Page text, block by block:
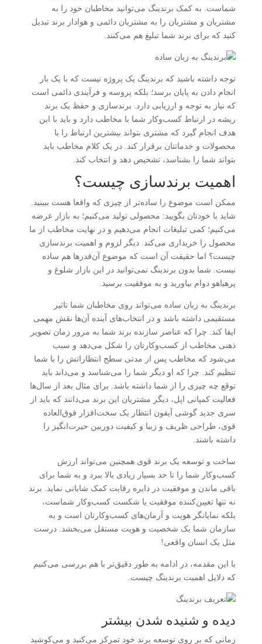
شماست. به کمک برندینگ می‌توانید مخاطبان خود را به
مشتریان و مشتریان را به مشتریان دائمی و هوادار برند تبدیل
کنید که برای برند شما تبلیغ هم می‌کنند.
توجه داشته باشید که برندینگ یک پروژه نیست که با یک بار
انجام دادن به پایان برسد؛ بلکه پروسه و فرآیندی دائمی است
که نیاز به توجه و ارزیابی دارد. برندسازی و حفظ یک برند
ریشه در ارتباط کسب‌وکار شما با مخاطب دارد و باید با این
هدف انجام گیرد که مشتری بتواند بیشترین ارتباط را با
محصولات و خدماتتان برقرار کند. در یک کلام مخاطب باید
بتواند شما را بشناسد، تشخیص دهد و انتخاب کند.
اهمیت برندسازی چیست؟
ممکن است موضوع را ساده‌تر از چیزی که واقعا هست ببینید.
شاید با خودتان بگویید: محصولی تولید می‌کنیم؛ به بازار عرضه
می‌کنیم؛ کمی تبلیغات انجام می‌دهیم و در نهایت مخاطب از ما
محصول را خریداری می‌کند. دیگر لزوم و اهمیت برندسازی
چیست؟ اما حقیقت آن است که موضوع آن‌قدرها هم ساده
نیست. شما بدون برندینگ نمی‌توانید در این بازار شلوغ و
پرهیاهو دوام بیاورید و به موفقیت برسید.
برندینگ به زبان ساده می‌تواند روی مخاطبان شما تاثیر
مستقیمی داشته باشد و در انتخاب‌های آینده آن‌ها نقش مهمی
ایفا کند. چرا که عناصر سازنده برند شما به مرور زمان تصویر
ذهنی مخاطب از کسب‌وکارتان را شکل می‌دهد و سبب
می‌شود که مخاطب پس از مدتی سطح انتظاراتش را با شما
تنظیم کند. چرا که او دیگر شما را می‌شناسد و می‌داند باید
توقع چه چیزی را از شما داشته باشد. برای مثال بعد از سال‌ها
فعالیت کمپانی اپل، دیگر مشتریان این برند می‌دانند که باید از
سری جدید گوشی آیفون انتظار یک سخت‌افزار فوق‌العاده
قوی، طراحی ظریف و زیبا و کیفیت دوربین حیرت‌انگیز را
داشته باشند.
ساخت و توسعه یک برند قوی همچنین می‌تواند ارزش
کسب‌وکار شما را تا حد بسیار زیادی بالا ببرد و به شما برای
باقی ماندن و موفقیت در دایره رقابت کمک شایانی نماید. برند
نه تنها تعیین‌کننده موفقیت یا شکست کسب‌وکار شماست،
بلکه نمایانگر هویت و آرمان‌های کسب‌وکارتان است و به
سازمان شما یک شخصیت و هویت مستقل می‌بخشد. درست
مثل یک انسان واقعی!
با این مقدمه، در ادامه به طور دقیق‌تر با هم بررسی می‌کنیم
که دلایل اهمیت برندینگ چیست.
دیده و شنیده شدن بیشتر
زمانی که بر روی توسعه برند خود تمرکز می‌کنید و می‌کوشید